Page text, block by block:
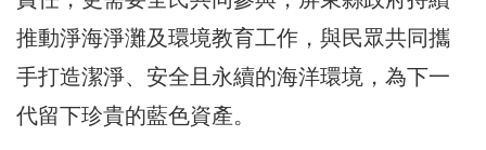
推動淨海淨灘及環境教育工作，與民眾共同攜
手打造潔淨、安全且永續的海洋環境，為下一
代留下珍貴的藍色資產。